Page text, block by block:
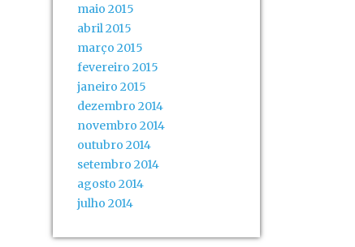
maio 2015
abril 2015
março 2015
fevereiro 2015
janeiro 2015
dezembro 2014
novembro 2014
outubro 2014
setembro 2014
agosto 2014
julho 2014